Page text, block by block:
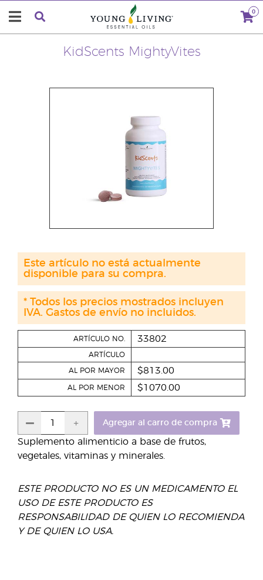
0
KidScents MightyVites
Suplemento alimenticio a base de frutos,
vegetales, vitaminas y minerales.
ESTE PRODUCTO NO ES UN MEDICAMENTO EL
USO DE ESTE PRODUCTO ES
RESPONSABILIDAD DE QUIEN LO RECOMIENDA
Y DE QUIEN LO USA.
ARTÍCULO NO. 33802
ARTÍCULO
AL POR MAYOR $813.00
AL POR MENOR $1070.00
Agregar al carro de compra
Este artículo no está actualmente
disponible para su compra.
* Todos los precios mostrados incluyen
IVA. Gastos de envío no incluidos.